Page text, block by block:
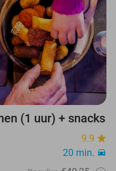
(1 uur) + snacks
9.9
20 min.